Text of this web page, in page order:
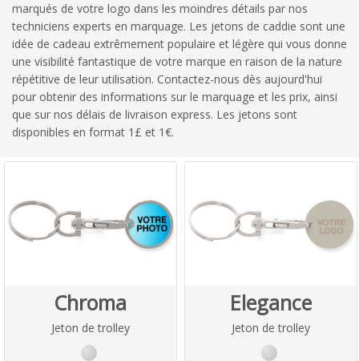
marqués de votre logo dans les moindres détails par nos
techniciens experts en marquage. Les jetons de caddie sont une
idée de cadeau extrêmement populaire et légère qui vous donne
une visibilité fantastique de votre marque en raison de la nature
répétitive de leur utilisation. Contactez-nous dès aujourd'hui
pour obtenir des informations sur le marquage et les prix, ainsi
que sur nos délais de livraison express. Les jetons sont
disponibles en format 1£ et 1€.
Chroma
Jeton de trolley
Elegance
Jeton de trolley